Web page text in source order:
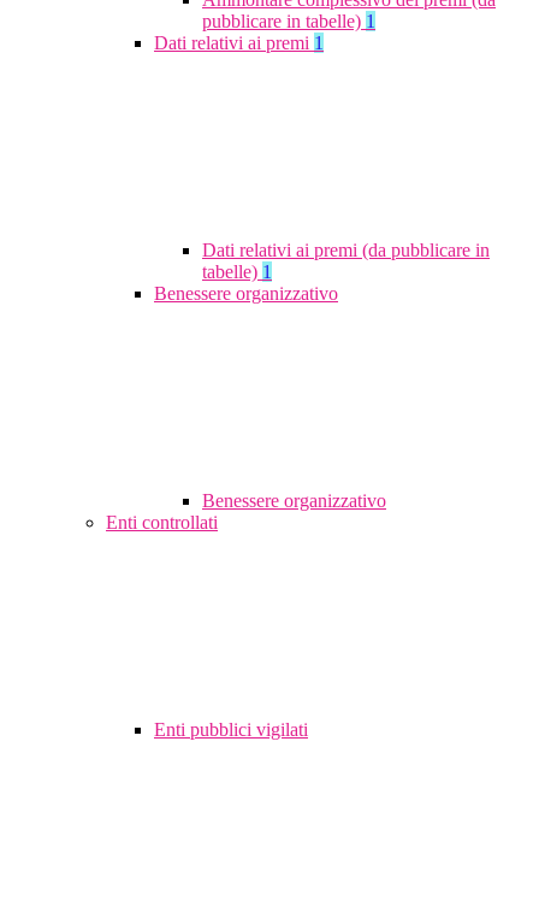
pubblicare in tabelle) 1
Dati relativi ai premi 1
Dati relativi ai premi (da pubblicare in
tabelle) 1
Benessere organizzativo
Benessere organizzativo
Enti controllati
Enti pubblici vigilati